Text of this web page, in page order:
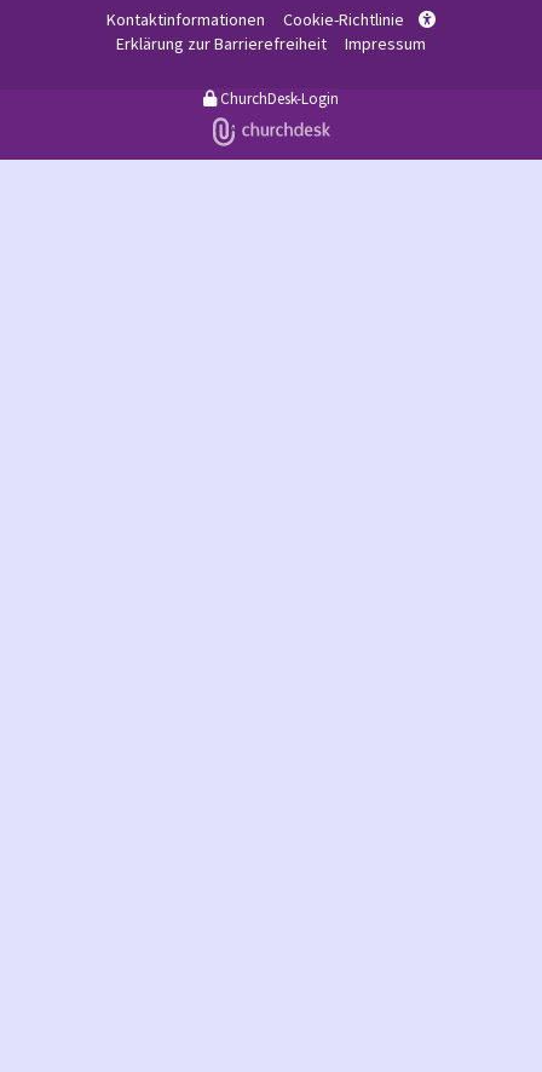
Kontaktinformationen Cookie-Richtlinie 
Erklärung zur Barrierefreiheit Impressum
ChurchDesk-Login